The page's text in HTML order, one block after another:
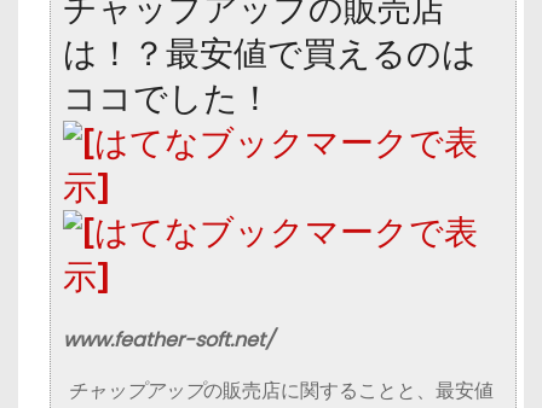
チャップアップの販売店
は！？最安値で買えるのは
ココでした！
www.feather-soft.net/
チャップアップの販売店に関することと、最安値